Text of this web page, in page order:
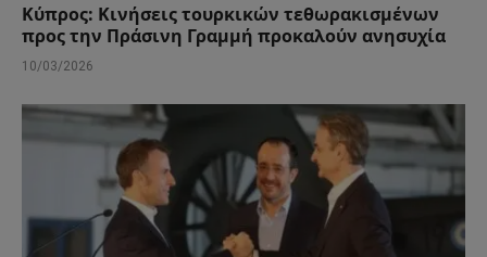
Κύπρος: Κινήσεις τουρκικών τεθωρακισμένων
προς την Πράσινη Γραμμή προκαλούν ανησυχία
10/03/2026